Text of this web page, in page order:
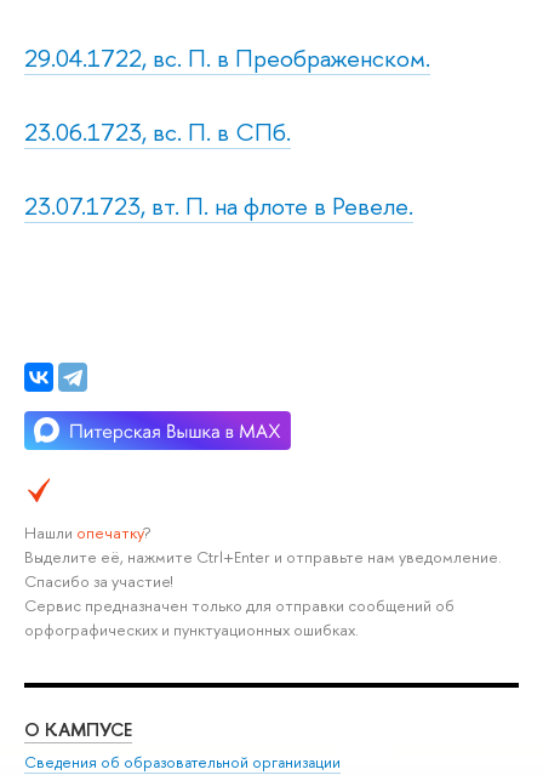
29.04.1722, вс. П. в Преображенском.
23.06.1723, вс. П. в СПб.
23.07.1723, вт. П. на флоте в Ревеле.
Нашли опечатку?
Выделите её, нажмите Ctrl+Enter и отправьте нам уведомление.
Спасибо за участие!
Сервис предназначен только для отправки сообщений об
орфографических и пунктуационных ошибках.
О КАМПУСЕ
Сведения об образовательной организации